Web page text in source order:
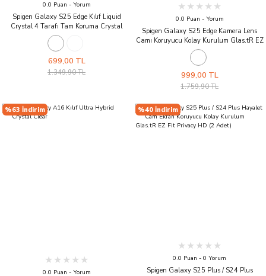
0.0 Puan - Yorum
Spigen Galaxy S25 Edge Kılıf Liquid
Crystal 4 Tarafı Tam Koruma Crystal
Clear
699,00 TL
1.349,90 TL
0.0 Puan - Yorum
Spigen Galaxy S25 Edge Kamera Lens
Camı Koruyucu Kolay Kurulum Glas.tR EZ
Fit Optik Pro HD (2 adet) Black
999,00 TL
1.759,90 TL
%63 İndirim
0.0 Puan - Yorum
%40 İndirim
0.0 Puan - 0 Yorum
Spigen Galaxy S25 Plus / S24 Plus